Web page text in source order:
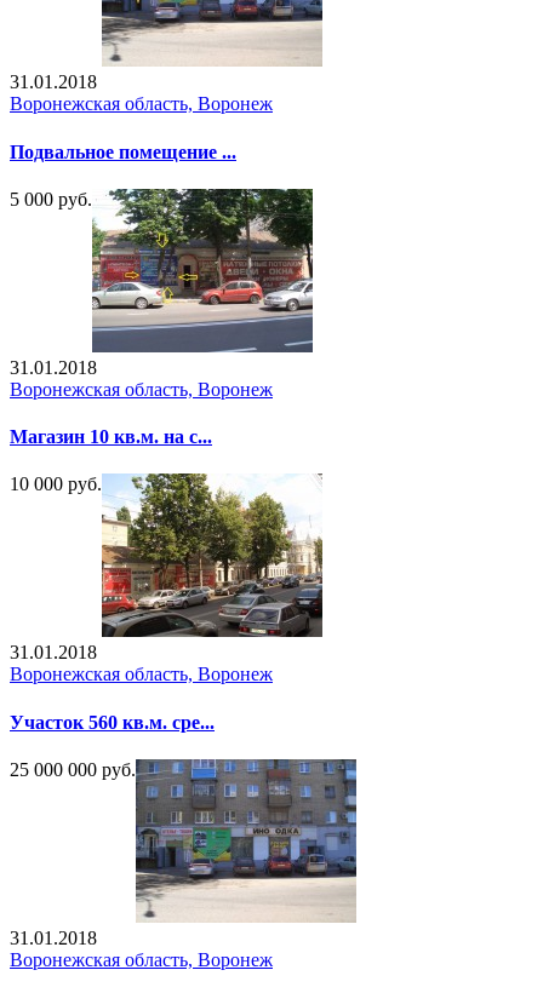
31.01.2018
Воронежская область, Воронеж
Подвальное помещение ...
5 000 руб.
31.01.2018
Воронежская область, Воронеж
Магазин 10 кв.м. на с...
10 000 руб.
31.01.2018
Воронежская область, Воронеж
Участок 560 кв.м. сре...
25 000 000 руб.
31.01.2018
Воронежская область, Воронеж